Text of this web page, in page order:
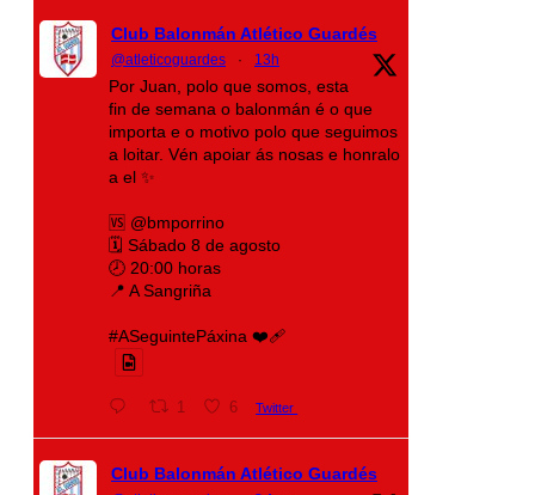
Club Balonmán Atlético Guardés
@atleticoguardes · 13h
Por Juan, polo que somos, esta
fin de semana o balonmán é o que
importa e o motivo polo que seguimos
a loitar. Vén apoiar ás nosas e honralo
a el ✨
🆚 @bmporrino
🗓️ Sábado 8 de agosto
🕗 20:00 horas
📍 A Sangriña
#ASeguintePáxina ❤️‍🩹
1 6 Twitter
Club Balonmán Atlético Guardés